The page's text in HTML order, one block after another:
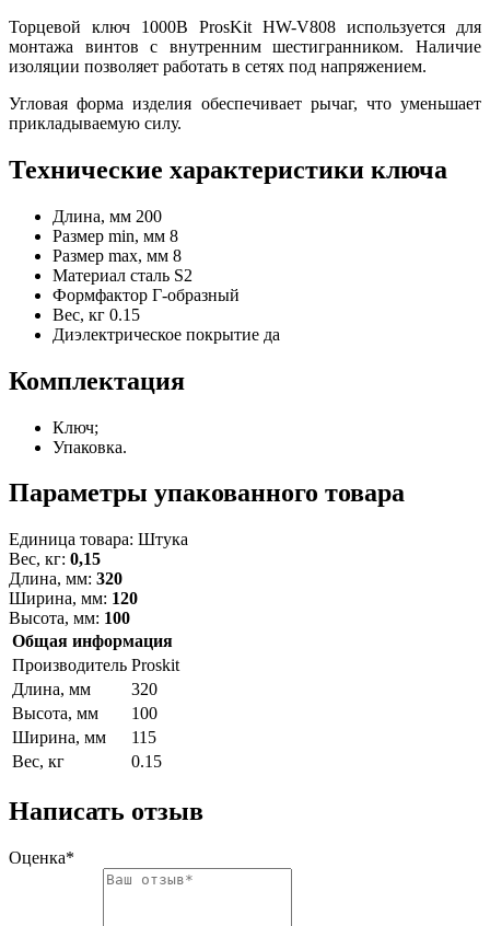
Торцевой ключ 1000В ProsKit HW-V808 используется для
монтажа винтов с внутренним шестигранником. Наличие
изоляции позволяет работать в сетях под напряжением.
Угловая форма изделия обеспечивает рычаг, что уменьшает
прикладываемую силу.
Технические характеристики ключа
Длина, мм 200
Размер min, мм 8
Размер max, мм 8
Материал сталь S2
Формфактор Г-образный
Вес, кг 0.15
Диэлектрическое покрытие да
Комплектация
Ключ;
Упаковка.
Параметры упакованного товара
Единица товара: Штука
Вес, кг: 0,15
Длина, мм: 320
Ширина, мм: 120
Высота, мм: 100
Общая информация
Производитель Proskit
Длина, мм
320
Высота, мм
100
Ширина, мм
115
Вес, кг
0.15
Написать отзыв
Оценка*